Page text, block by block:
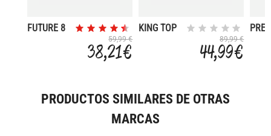
FUTURE 8
59,99 €
38,21 €
KING TOP
89,99 €
44,99 €
PRODUCTOS SIMILARES DE OTRAS
MARCAS